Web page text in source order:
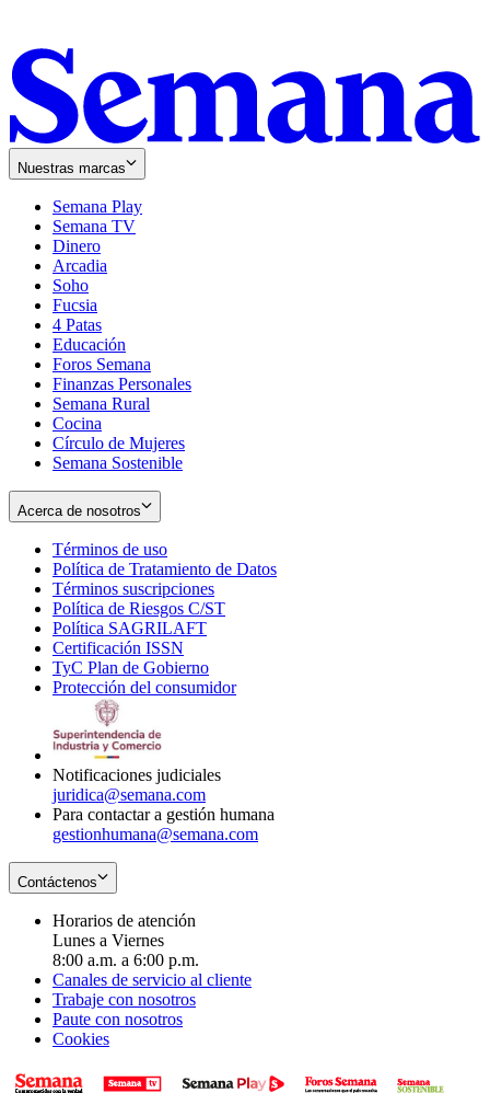
Nuestras marcas
Semana Play
Semana TV
Dinero
Arcadia
Soho
in
new
window
Fucsia
in
new
window
4 Patas
Educación
Foros Semana
Finanzas Personales
Semana Rural
Cocina
Círculo de Mujeres
Semana Sostenible
Acerca de nosotros
Términos de uso
in
new
window
Política de Tratamiento de Datos
Términos suscripciones
in
Política de Riesgos C/ST
Política SAGRILAFT
new
window
Certificación ISSN
in
new
TyC Plan de Gobierno
in
Protección del consumidorOpens
Notificaciones judiciales
juridica@semana.com
Para contactar a gestión humana
gestionhumana@semana.com
Contáctenos
Horarios de atención
Lunes a Viernes
8:00 a.m. a 6:00 p.m.
Canales de servicio al cliente
Trabaje con nosotros
Paute con nosotros
Cookies